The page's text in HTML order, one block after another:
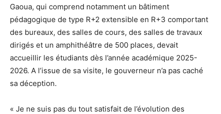
Gaoua, qui comprend notamment un bâtiment
pédagogique de type R+2 extensible en R+3 comportant
des bureaux, des salles de cours, des salles de travaux
dirigés et un amphithéâtre de 500 places, devait
accueillir les étudiants dès l’année académique 2025-
2026. A l’issue de sa visite, le gouverneur n’a pas caché
sa déception.
« Je ne suis pas du tout satisfait de l’évolution des